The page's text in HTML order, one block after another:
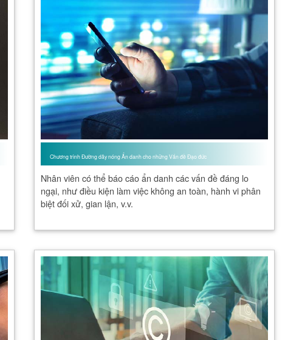
Chương trình Đường dây nóng Ẩn danh cho những Vấn đề Đạo đức
Nhân viên có thể báo cáo ẩn danh các vấn đề đáng lo
ngại, như điều kiện làm việc không an toàn, hành vi phân
biệt đối xử, gian lận, v.v.